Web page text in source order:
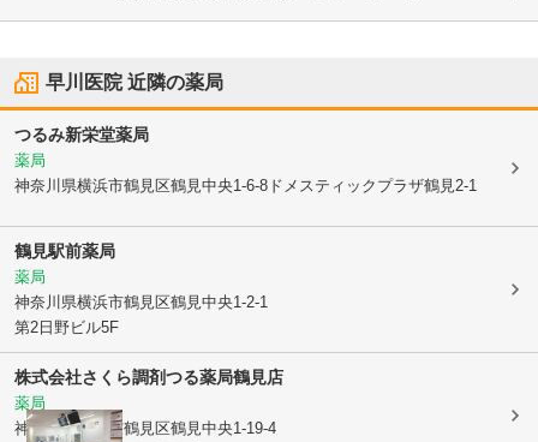
早川医院近隣の薬局
つるみ新栄堂薬局
薬局
神奈川県横浜市鶴見区鶴見中央1-6-8ドメスティックプラザ鶴見2-1
鶴見駅前薬局
薬局
神奈川県横浜市鶴見区鶴見中央1-2-1
第2日野ビル5F
株式会社さくら調剤つる薬局鶴見店
薬局
神奈川県横浜市鶴見区鶴見中央1-19-4